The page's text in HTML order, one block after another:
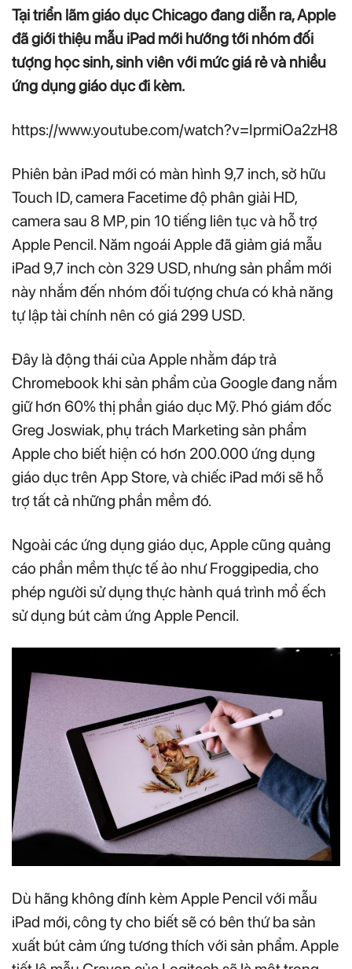
Tại triển lãm giáo dục Chicago đang diễn ra, Apple
đã giới thiệu mẫu iPad mới hướng tới nhóm đối
tượng học sinh, sinh viên với mức giá rẻ và nhiều
ứng dụng giáo dục đi kèm.
https://www.youtube.com/watch?v=IprmiOa2zH8
Phiên bản iPad mới có màn hình 9,7 inch, sở hữu
Touch ID, camera Facetime độ phân giải HD,
camera sau 8 MP, pin 10 tiếng liên tục và hỗ trợ
Apple Pencil. Năm ngoái Apple đã giảm giá mẫu
iPad 9,7 inch còn 329 USD, nhưng sản phẩm mới
này nhắm đến nhóm đối tượng chưa có khả năng
tự lập tài chính nên có giá 299 USD.
Đây là động thái của Apple nhằm đáp trả
Chromebook khi sản phẩm của Google đang nắm
giữ hơn 60% thị phần giáo dục Mỹ. Phó giám đốc
Greg Joswiak, phụ trách Marketing sản phẩm
Apple cho biết hiện có hơn 200.000 ứng dụng
giáo dục trên App Store, và chiếc iPad mới sẽ hỗ
trợ tất cả những phần mềm đó.
Ngoài các ứng dụng giáo dục, Apple cũng quảng
cáo phần mềm thực tế ảo như Froggipedia, cho
phép người sử dụng thực hành quá trình mổ ếch
sử dụng bút cảm ứng Apple Pencil.
Dù hãng không đính kèm Apple Pencil với mẫu
iPad mới, công ty cho biết sẽ có bên thứ ba sản
xuất bút cảm ứng tương thích với sản phẩm. Apple